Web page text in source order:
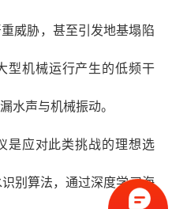
威胁，甚至引发地基塌陷
型机械运行产生的低频干
水声与机械振动。
是应对此类挑战的理想选
别算法，通过深度学习海